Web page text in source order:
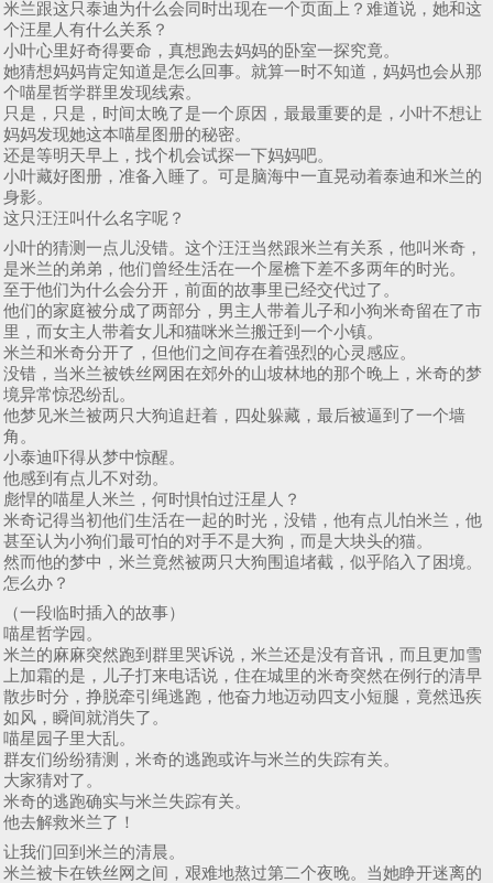
米兰跟这只泰迪为什么会同时出现在一个页面上？难道说，她和这
个汪星人有什么关系？
小叶心里好奇得要命，真想跑去妈妈的卧室一探究竟。
她猜想妈妈肯定知道是怎么回事。就算一时不知道，妈妈也会从那
个喵星哲学群里发现线索。
只是，只是，时间太晚了是一个原因，最最重要的是，小叶不想让
妈妈发现她这本喵星图册的秘密。
还是等明天早上，找个机会试探一下妈妈吧。
小叶藏好图册，准备入睡了。可是脑海中一直晃动着泰迪和米兰的
身影。
这只汪汪叫什么名字呢？
小叶的猜测一点儿没错。这个汪汪当然跟米兰有关系，他叫米奇，
是米兰的弟弟，他们曾经生活在一个屋檐下差不多两年的时光。
至于他们为什么会分开，前面的故事里已经交代过了。
他们的家庭被分成了两部分，男主人带着儿子和小狗米奇留在了市
里，而女主人带着女儿和猫咪米兰搬迁到一个小镇。
米兰和米奇分开了，但他们之间存在着强烈的心灵感应。
没错，当米兰被铁丝网困在郊外的山坡林地的那个晚上，米奇的梦
境异常惊恐纷乱。
他梦见米兰被两只大狗追赶着，四处躲藏，最后被逼到了一个墙
角。
小泰迪吓得从梦中惊醒。
他感到有点儿不对劲。
彪悍的喵星人米兰，何时惧怕过汪星人？
米奇记得当初他们生活在一起的时光，没错，他有点儿怕米兰，他
甚至认为小狗们最可怕的对手不是大狗，而是大块头的猫。
然而他的梦中，米兰竟然被两只大狗围追堵截，似乎陷入了困境。
怎么办？
（一段临时插入的故事）
喵星哲学园。
米兰的麻麻突然跑到群里哭诉说，米兰还是没有音讯，而且更加雪
上加霜的是，儿子打来电话说，住在城里的米奇突然在例行的清早
散步时分，挣脱牵引绳逃跑，他奋力地迈动四支小短腿，竟然迅疾
如风，瞬间就消失了。
喵星园子里大乱。
群友们纷纷猜测，米奇的逃跑或许与米兰的失踪有关。
大家猜对了。
米奇的逃跑确实与米兰失踪有关。
他去解救米兰了！
让我们回到米兰的清晨。
米兰被卡在铁丝网之间，艰难地熬过第二个夜晚。当她睁开迷离的